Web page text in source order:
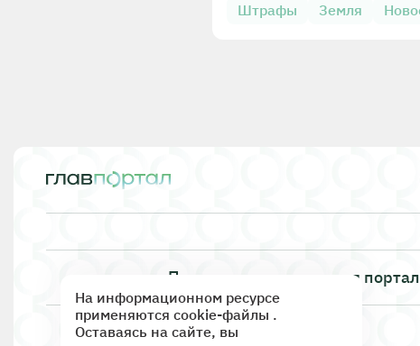
На информационном ресурсе
применяются cookie-файлы .
Оставаясь на сайте, вы
Штрафы Земля
Правила использования